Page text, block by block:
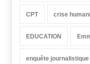
CPT crise
EDUCATION
enquête journalistique